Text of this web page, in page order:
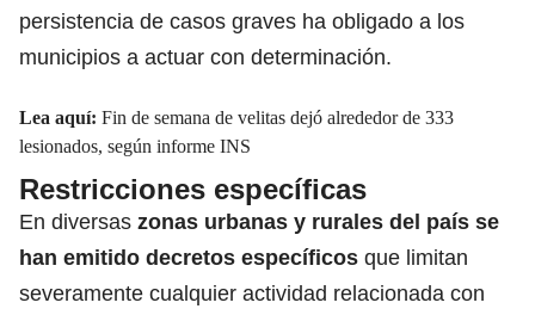
persistencia de casos graves ha obligado a los
municipios a actuar con determinación.
Lea aquí: Fin de semana de velitas dejó alrededor de 333
lesionados, según informe INS
Restricciones específicas
En diversas zonas urbanas y rurales del país se
han emitido decretos específicos que limitan
severamente cualquier actividad relacionada con